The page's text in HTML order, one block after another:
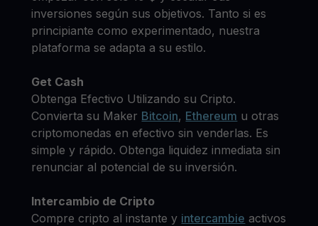
inversiones según sus objetivos. Tanto si es
principiante como experimentado, nuestra
plataforma se adapta a su estilo.
Get Cash
Obtenga Efectivo Utilizando su Cripto.
Convierta su Maker Bitcoin, Ethereum u otras
criptomonedas en efectivo sin venderlas. Es
simple y rápido. Obtenga liquidez inmediata sin
renunciar al potencial de su inversión.
Intercambio de Cripto
Compre cripto al instante y intercambie activos